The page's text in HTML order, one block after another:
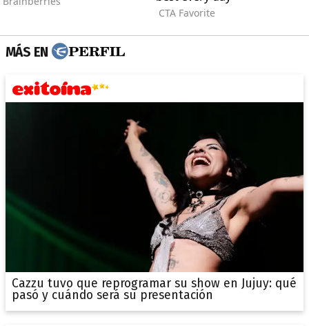
MÁS EN
Cazzu tuvo que reprogramar su show en Jujuy: qué
pasó y cuándo será su presentación